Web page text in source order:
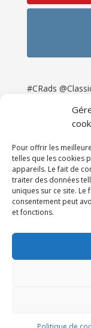
Pour offrir les
telles que les cookies
appareils. Le fait de
traiter des données
uniques sur ce site.
consentement peut
et fonctions.
#CRads
Newsletter &